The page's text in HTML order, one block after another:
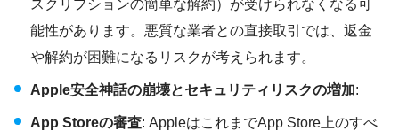
スクリプションの簡単な解約）が受けられなくなる可
能性があります。悪質な業者との直接取引では、返金
や解約が困難になるリスクが考えられます。
Apple安全神話の崩壊とセキュリティリスクの増加:
App Storeの審査: AppleはこれまでApp Store上のすべ